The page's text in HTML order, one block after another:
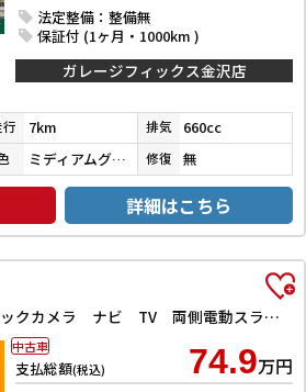
法定整備：整備無
保証付 (1ヶ月・1000km )
ガレージフィックス金沢店
行 7km 排気 660cc
ミディアムグレー 修復 無
詳細はこちら
カスタムG－T ETC バックカメラ ナビ TV 両側電動スライドドア クリアランスソナー オートクルーズコントロール 衝突被害軽減システム アルミホイール LEDヘッドランプ スマートキー
支払総額(税込) 74.9万円
中古車